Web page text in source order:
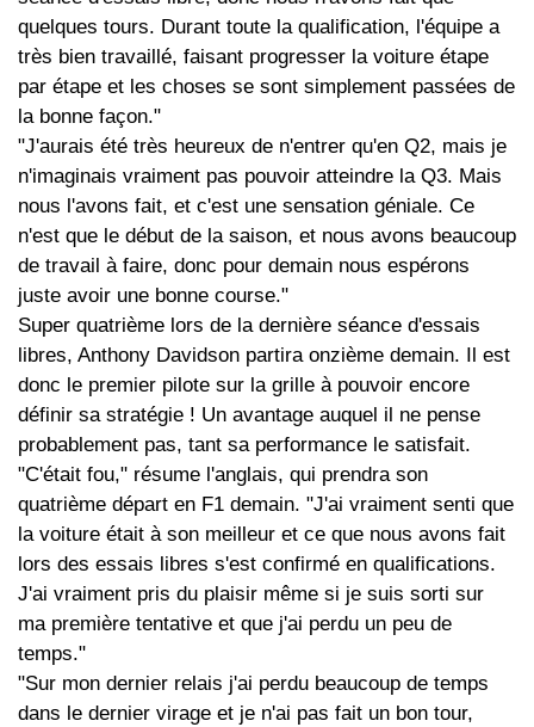
quelques tours. Durant toute la qualification, l'équipe a
très bien travaillé, faisant progresser la voiture étape
par étape et les choses se sont simplement passées de
la bonne façon."
"J'aurais été très heureux de n'entrer qu'en Q2, mais je
n'imaginais vraiment pas pouvoir atteindre la Q3. Mais
nous l'avons fait, et c'est une sensation géniale. Ce
n'est que le début de la saison, et nous avons beaucoup
de travail à faire, donc pour demain nous espérons
juste avoir une bonne course."
Super quatrième lors de la dernière séance d'essais
libres, Anthony Davidson partira onzième demain. Il est
donc le premier pilote sur la grille à pouvoir encore
définir sa stratégie ! Un avantage auquel il ne pense
probablement pas, tant sa performance le satisfait.
"C'était fou," résume l'anglais, qui prendra son
quatrième départ en F1 demain. "J'ai vraiment senti que
la voiture était à son meilleur et ce que nous avons fait
lors des essais libres s'est confirmé en qualifications.
J'ai vraiment pris du plaisir même si je suis sorti sur
ma première tentative et que j'ai perdu un peu de
temps."
"Sur mon dernier relais j'ai perdu beaucoup de temps
dans le dernier virage et je n'ai pas fait un bon tour,